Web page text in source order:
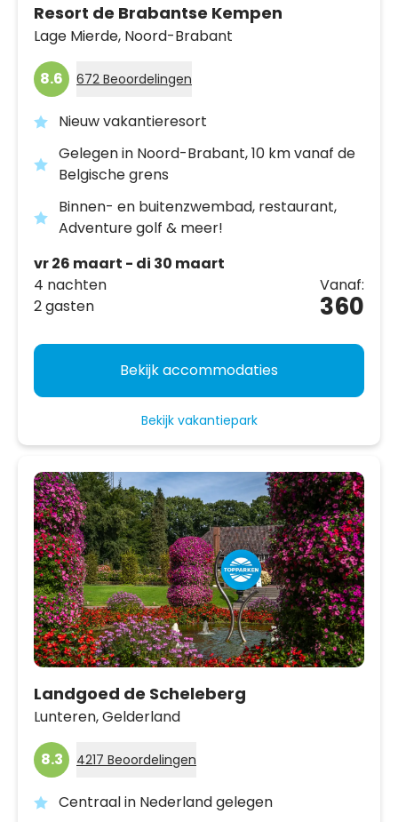
Resort de Brabantse Kempen
Lage Mierde, Noord-Brabant
8.6 672 Beoordelingen
Nieuw vakantieresort
Gelegen in Noord-Brabant, 10 km vanaf de
Belgische grens
Binnen- en buitenzwembad, restaurant,
Adventure golf & meer!
vr 26 maart - di 30 maart
4 nachten
2 gasten
Vanaf:
360
Bekijk accommodaties
Bekijk vakantiepark
Landgoed de Scheleberg
Lunteren,Gelderland
8.3 4217 Beoordelingen
Centraal in Nederland gelegen